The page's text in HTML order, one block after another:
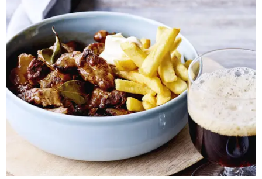
ARTIKEL